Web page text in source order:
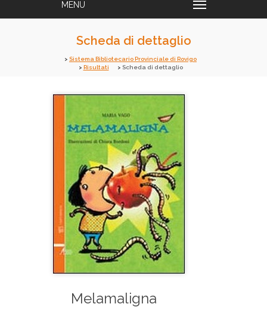
Scheda di dettaglio
Sistema Bibliotecario Provinciale di Rovigo
Risultati
Scheda di dettaglio
Melamaligna